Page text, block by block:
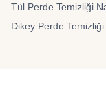
Tül Perde Temizliği
Dikey Perde Temizliği